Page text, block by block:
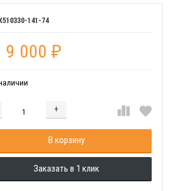
141-74
9 000₽
+
Добавляется...
В корзину
Добавлен
Заказать в 1 клик